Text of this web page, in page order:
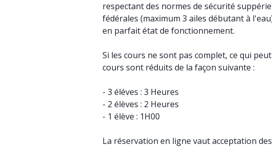
respectant des normes de sécurité
fédérales (maximum 3 ailes débutant à
en parfait état de fonctionnement.
Si les cours ne sont pas complet, ce qui
cours sont réduits de la façon suivante :
- 3 éléves : 3 Heures
- 2 élèves : 2 Heures
- 1 élève : 1H00
La réservation en ligne vaut acceptation